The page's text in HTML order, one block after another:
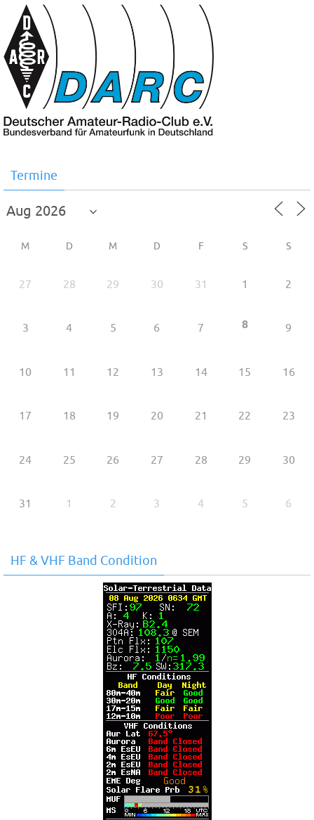
Termine
M D M D F S S
27 28 29 30 31 1 2
3 4 5 6 7 8 9
10 11 12 13 14 15 16
17 18 19 20 21 22 23
24 25 26 27 28 29 30
31 1 2 3 4 5 6
HF & VHF Band Condition